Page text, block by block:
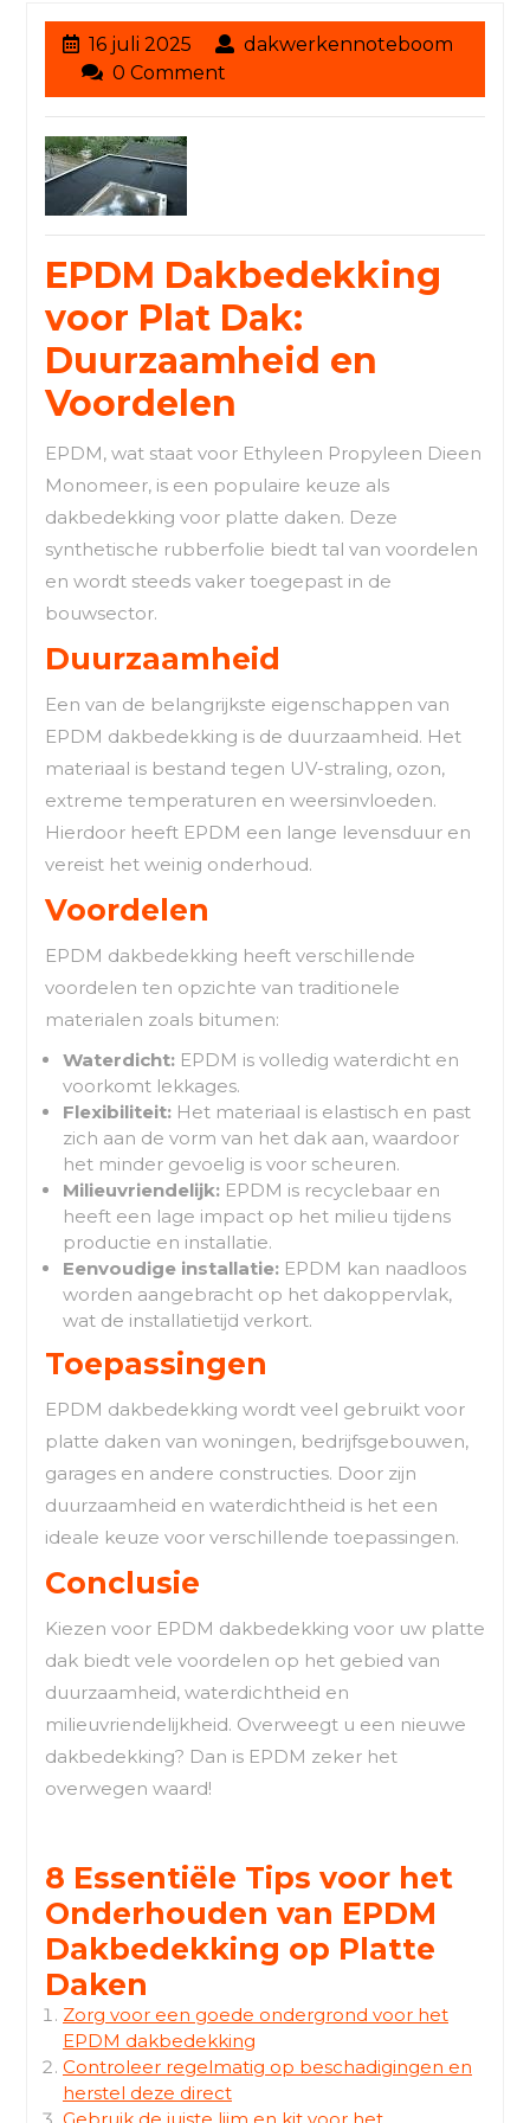
16 juli 2025
juli
2025
dakwerkennoteboom
dakwerkennoteboom
0 Comment
EPDM Dakbedekking
voor Plat Dak:
Duurzaamheid en
Voordelen
EPDM, wat staat voor Ethyleen Propyleen Dieen
Monomeer, is een populaire keuze als
dakbedekking voor platte daken. Deze
synthetische rubberfolie biedt tal van voordelen
en wordt steeds vaker toegepast in de
bouwsector.
Duurzaamheid
Een van de belangrijkste eigenschappen van
EPDM dakbedekking is de duurzaamheid. Het
materiaal is bestand tegen UV-straling, ozon,
extreme temperaturen en weersinvloeden.
Hierdoor heeft EPDM een lange levensduur en
vereist het weinig onderhoud.
Voordelen
EPDM dakbedekking heeft verschillende
voordelen ten opzichte van traditionele
materialen zoals bitumen:
Waterdicht: EPDM is volledig waterdicht en
voorkomt lekkages.
Flexibiliteit: Het materiaal is elastisch en past
zich aan de vorm van het dak aan, waardoor
het minder gevoelig is voor scheuren.
Milieuvriendelijk: EPDM is recyclebaar en
heeft een lage impact op het milieu tijdens
productie en installatie.
Eenvoudige installatie: EPDM kan naadloos
worden aangebracht op het dakoppervlak,
wat de installatietijd verkort.
Toepassingen
EPDM dakbedekking wordt veel gebruikt voor
platte daken van woningen, bedrijfsgebouwen,
garages en andere constructies. Door zijn
duurzaamheid en waterdichtheid is het een
ideale keuze voor verschillende toepassingen.
Conclusie
Kiezen voor EPDM dakbedekking voor uw platte
dak biedt vele voordelen op het gebied van
duurzaamheid, waterdichtheid en
milieuvriendelijkheid. Overweegt u een nieuwe
dakbedekking? Dan is EPDM zeker het
overwegen waard!
8 Essentiële Tips voor het
Onderhouden van EPDM
Dakbedekking op Platte
Daken
Zorg voor een goede ondergrond voor het
EPDM dakbedekking
Controleer regelmatig op beschadigingen en
herstel deze direct